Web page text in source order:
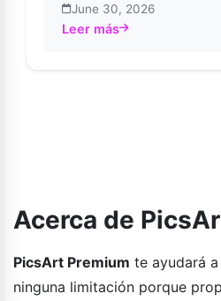
June 30, 2026
Leer más
about Desenfoque de
Acerca de
PicsArt Premium te ayudará
ninguna limitación porque